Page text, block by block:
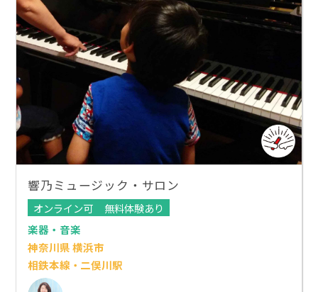
響乃ミュージック・サロン
オンライン可
無料体験あり
楽器・音楽
神奈川県 横浜市
相鉄本線・二俣川駅